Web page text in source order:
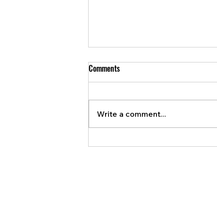
Meet Daniel and Lucia from
Comments
Write a comment...